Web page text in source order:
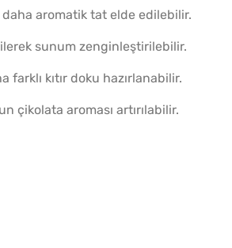
daha aromatik tat elde edilebilir.
sunum zenginleştirilebilir.
kıtır doku hazırlanabilir.
çikolata aroması artırılabilir.